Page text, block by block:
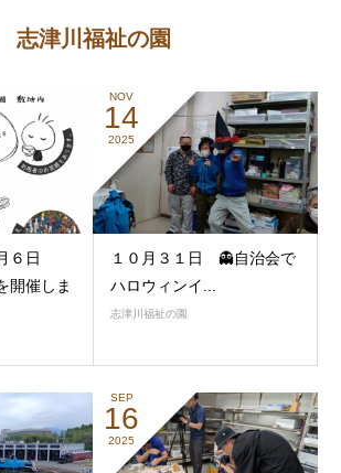
志津川福祉の園
６日
開催しま
NOV
14
2025
１０月３１日 👻自治会で
ハロウィンイ...
志津川福祉の園
SEP
16
2025